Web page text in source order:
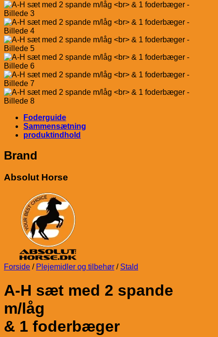
Foderguide
Sammensætning
produktindhold
Brand
Absolut Horse
Forside / Plejemidler og tilbehør / Stald
A-H sæt med 2 spande
m/låg
& 1 foderbæger